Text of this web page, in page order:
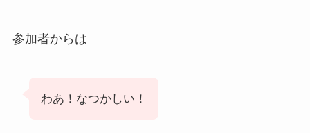
参加者からは
わあ！なつかしい！